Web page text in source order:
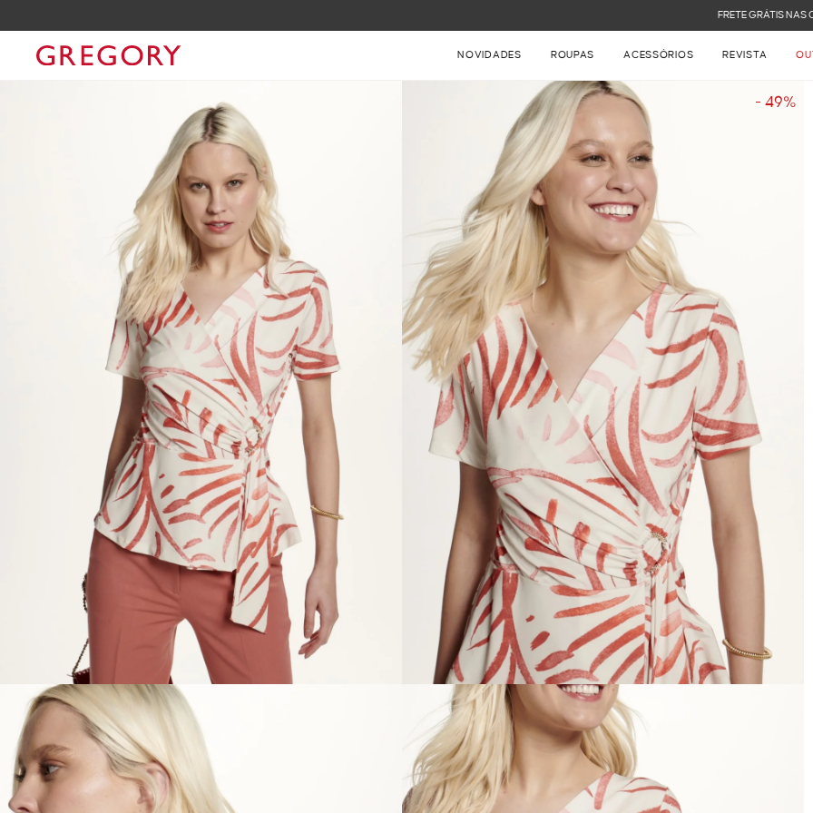
FRETE GRÁTIS NAS COMPRAS ACIMA DE R$ 899
NOVIDADES ROUPAS ACESSÓRIOS REVISTA
- 49%